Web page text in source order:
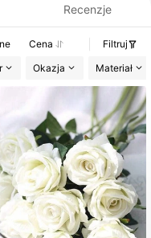
Recenzje
Cena
Filtruj
Okazja Materiał